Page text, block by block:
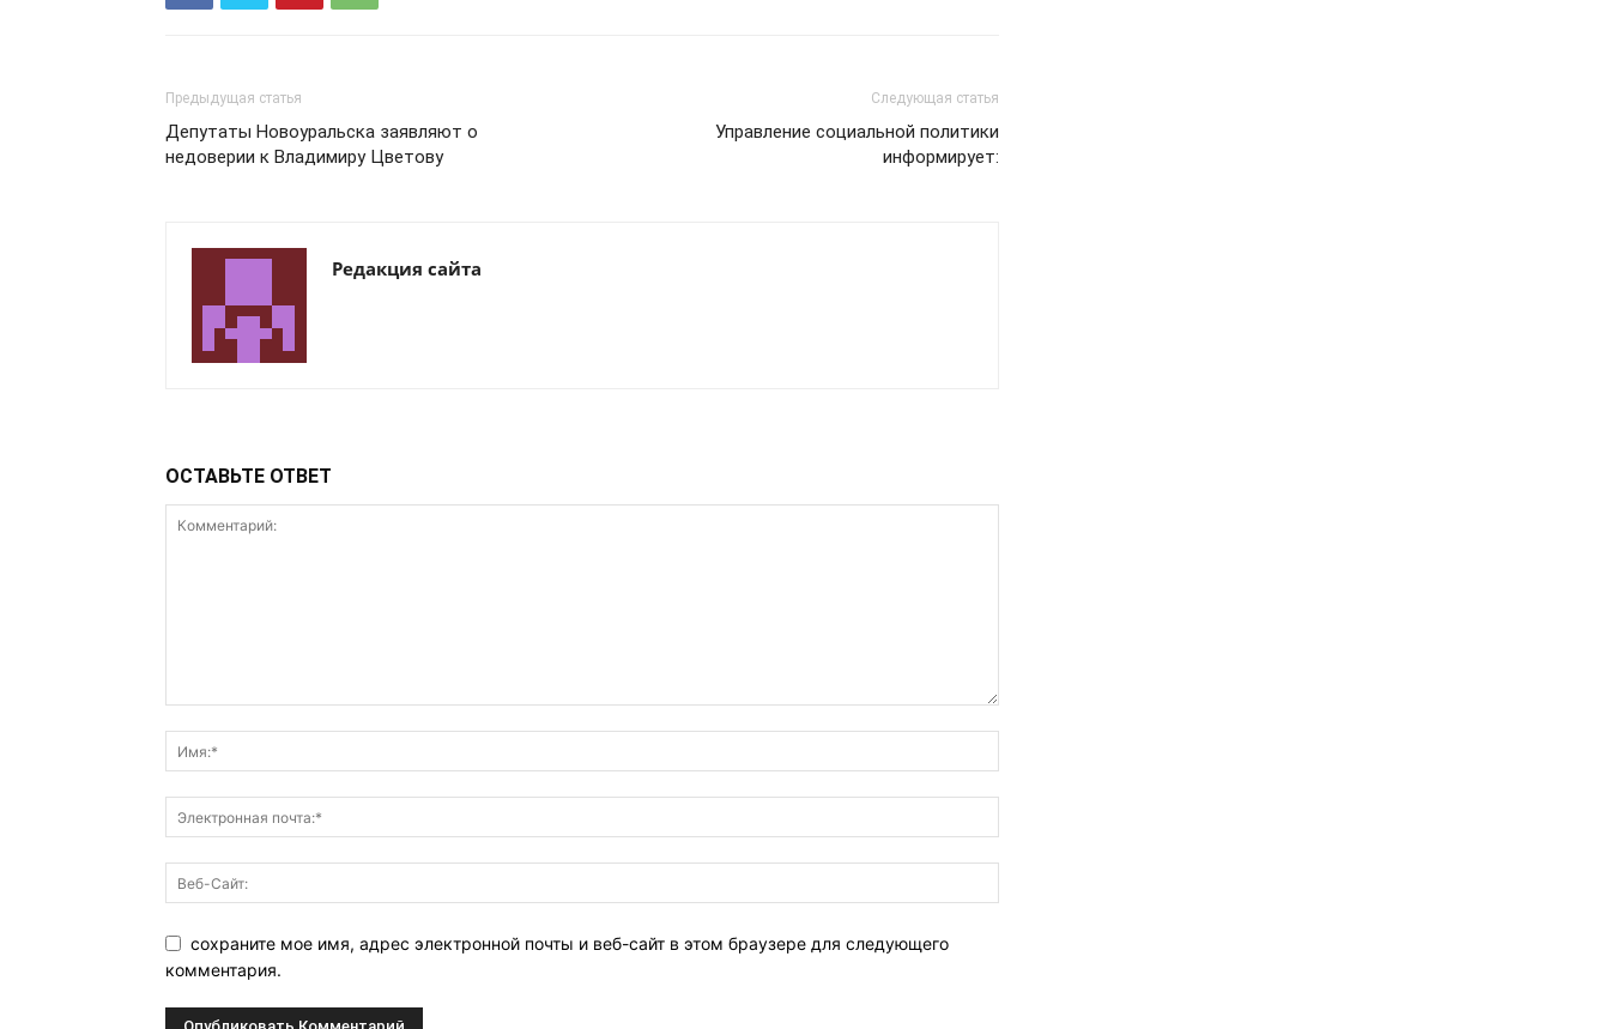
Предыдущая статья
Депутаты Новоуральска заявляют о
недоверии к Владимиру Цветову
Следующая статья
Управление социальной политики
информирует:
Редакция сайта
ОСТАВЬТЕ ОТВЕТ
сохраните мое имя, адрес электронной почты и веб-сайт в этом браузере для следующего
комментария.